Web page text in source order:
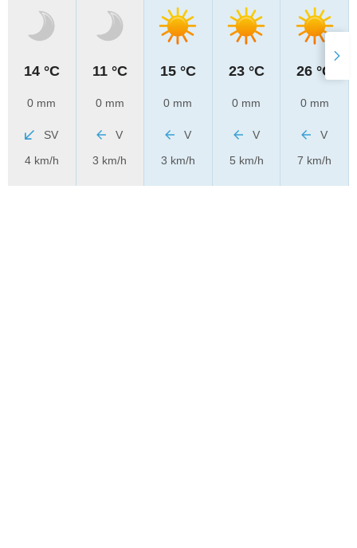
14 °C
0 mm
SV
4 km/h
11 °C
0 mm
V
3 km/h
15 °C
0 mm
V
3 km/h
23 °C
0 mm
V
5 km/h
26 °C
0 mm
V
7 km/h